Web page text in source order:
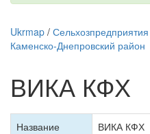
Ukrmap / Сельхозпредприятия
Каменско-Днепровский район
ВИКА КФХ
Название
ВИКА КФХ